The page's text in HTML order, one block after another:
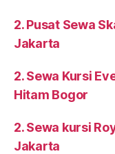
2. Pusat Sewa
Jakarta
2. Sewa Kursi
Hitam Bogor
2. Sewa kursi
Jakarta